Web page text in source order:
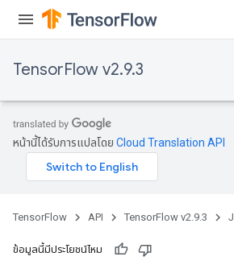
TensorFlow v2.9.3
หน้านี้ได้รับการแปลโดย Cloud Translation API
TensorFlow API TensorFlow v2.9.3
ข้อมูลนี้มีประโยชน์ไหม